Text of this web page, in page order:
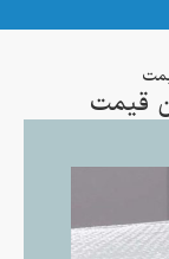
قیمت